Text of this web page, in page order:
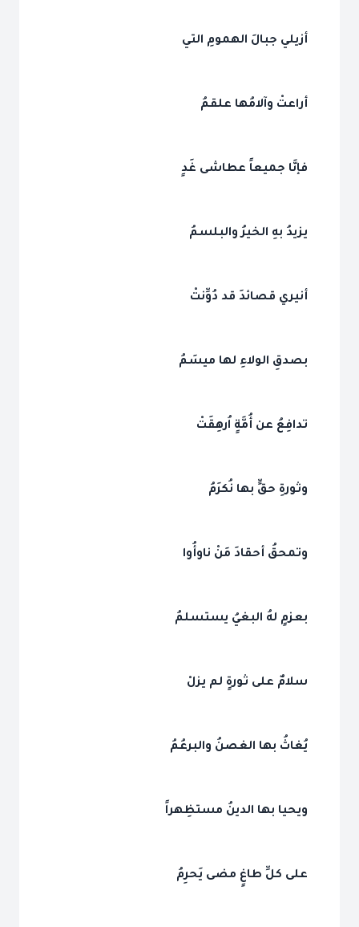
أزيلي جبالَ الهمومِ التي
أراعتْ وآلامُها علقمُ
فإنَّا جميعاً عطاشى غَدٍ
يزيدُ بهِ الخيرُ والبلسمُ
أنيري قصائدَ قد دُوِّنتْ
بصدقِ الولاءِ لها ميسَمُ
تدافِعُ عن أُمَّةٍ اُرهِقَتْ
وثورةِ حقٍّ بها نُكرَمُ
وتمحقُ أحقادَ مَنْ ناوأُوا
بعزمٍ لهُ البغيُ يستسلمُ
سلامٌ على ثورةٍ لم يزلْ
يُغاثُ بها الغصنُ والبرعُمُ
ويحيا بها الدينُ مستظِهراً
على كلِّ طاغٍ مضى يَحرِمُ